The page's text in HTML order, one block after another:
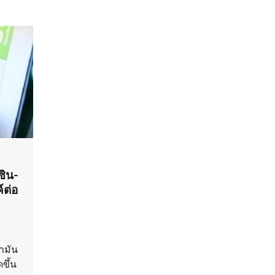
น-
ต่อ
มัน
ขึ้น